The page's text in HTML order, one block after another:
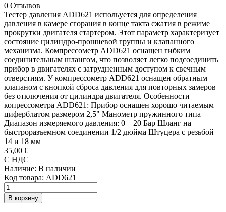
0 Отзывов
Тестер давления ADD621 испольуется для определения
давления в камере сгорания в конце такта сжатия в режиме
прокрутки двигателя стартером. Этот параметр характеризует
состояние цилиндро-прошневой группы и клапанного
механизма. Компрессометр ADD621 оснащен гибким
соединительным шлангом, что позволяет легко подсоединить
прибор в двигателях с затрудненным доступом к свечным
отверстиям. У компрессометр ADD621 оснащен обратным
клапаном с кнопкой сброса давления для повторных замеров
без отключения от цилиндра двигателя. Особенности
копрессометра ADD621: Прибор оснащен хорошо читаемым
циферблатом размером 2,5" Манометр пружинного типа
Диапазон измеряемого давления: 0 – 20 Бар Шланг на
быстроразъемном соединении 1/2 дюйма Штуцера с резьбой
14 и 18 мм
35,00 €
С НДС
Наличие: В наличии
Код товара: ADD621
В корзину